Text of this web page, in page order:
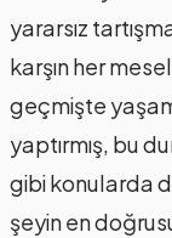
yararsız
karşın her
geçmişte
yaptırmış, bu
gibi konularda
şeyin en